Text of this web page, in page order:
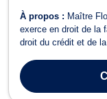
À propos : Maître
exerce en droit de la
droit du crédit et de
divorce, une
l'attribution des dro...